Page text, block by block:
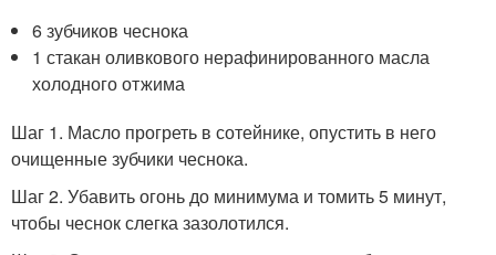
6 зубчиков чеснока
1 стакан оливкового нерафинированного масла
холодного отжима
Шаг 1. Масло прогреть в сотейнике, опустить в него
очищенные зубчики чеснока.
Шаг 2. Убавить огонь до минимума и томить 5 минут,
чтобы чеснок слегка зазолотился.